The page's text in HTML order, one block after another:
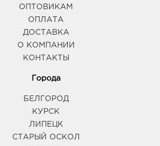
ОПТОВИКАМ
ОПЛАТА
ДОСТАВКА
О КОМПАНИИ
КОНТАКТЫ
Города
БЕЛГОРОД
КУРСК
ЛИПЕЦК
СТАРЫЙ ОСКОЛ